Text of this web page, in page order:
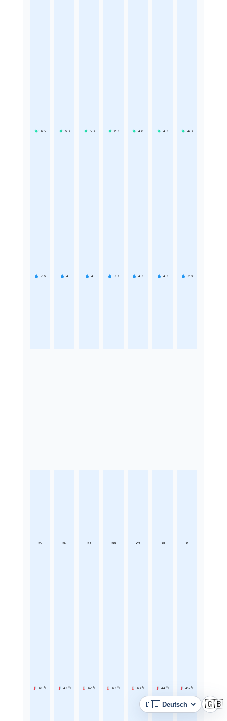
4.5
7.6
6.3
4
5.3
4
6.3
2.7
4.8
4.3
4.3
4.3
4.3
2.8
25
41 °F
26
42 °F
27
42 °F
28
43 °F
29
43 °F
30
44 °F
31
45 °F
🇩🇪
Sprache 🇬🇧